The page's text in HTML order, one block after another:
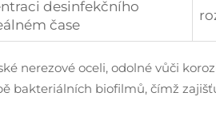
desinfekčního
čase
nerezové oceli, odolné vůči
bakteriálních biofilmů, čímž